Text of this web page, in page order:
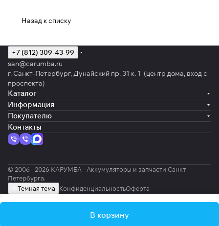
Назад к списку
В корзину
+7 (812) 309-43-99
san@carumba.ru
г. Санкт-Петербург, Дунайский пр. 31 к. 1 (центр дома, вход с
проспекта)
Каталог
Информация
Покупателю
Контакты
© 2006 - 2026 КАРУМБА - Аккумуляторы и запчасти Санкт-
Петербурга.
Темная тема
КонфиденциальностьОферта